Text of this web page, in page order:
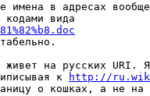
имена в адресах
кодами вида
живет на русских URI.
к
http://
о кошках, а не на